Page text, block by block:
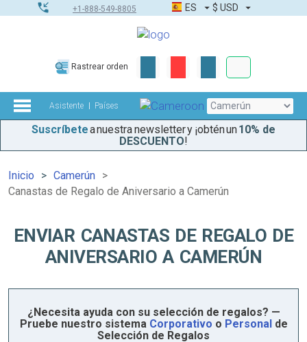
+1-888-549-8805 ES $ USD
Rastrear orden
Asistente Países
Suscríbetea nuestra newsletter y ¡obtén un10% de
DESCUENTO!
Inicio
Camerún
Canastas de Regalo de Aniversario a Camerún
ENVIAR CANASTAS DE REGALO DE
ANIVERSARIO A CAMERÚN
¿Necesita ayuda con su selección de regalos? —
Pruebe nuestro sistema Corporativo o Personalde
Selección de Regalos